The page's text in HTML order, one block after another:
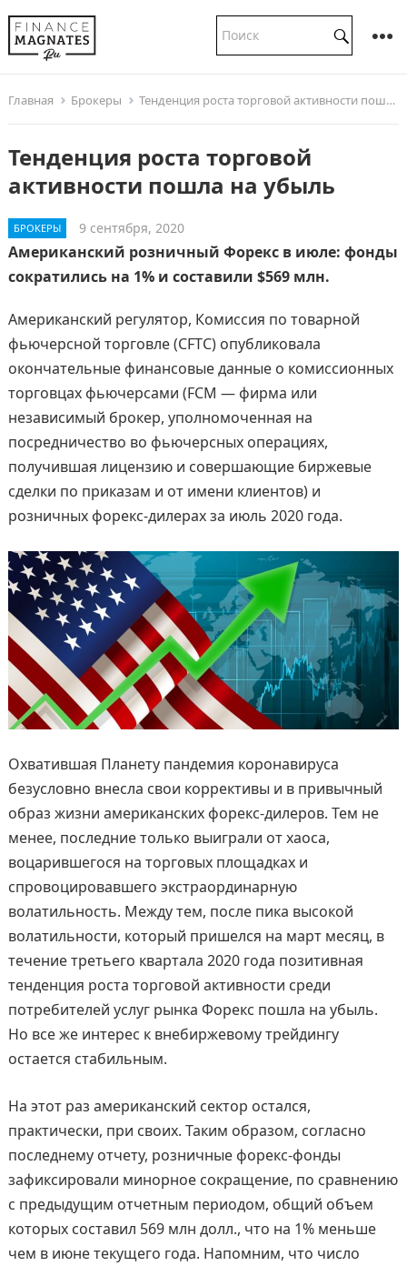
Главная Брокеры Тенденция роста торговой активности пошла на убыль
Тенденция роста торговой
активности пошла на убыль
БРОКЕРЫ 9 сентября, 2020
Американский розничный Форекс в июле: фонды
сократились на 1% и составили $569 млн.
Американский регулятор, Комиссия по товарной
фьючерсной торговле (CFTC) опубликовала
окончательные финансовые данные о комиссионных
торговцах фьючерсами (FCM — фирма или
независимый брокер, уполномоченная на
посредничество во фьючерсных операциях,
получившая лицензию и совершающие биржевые
сделки по приказам и от имени клиентов) и
розничных форекс-дилерах за июль 2020 года.
Охватившая Планету пандемия коронавируса
безусловно внесла свои коррективы и в привычный
образ жизни американских форекс-дилеров. Тем не
менее, последние только выиграли от хаоса,
воцарившегося на торговых площадках и
спровоцировавшего экстраординарную
волатильность. Между тем, после пика высокой
волатильности, который пришелся на март месяц, в
течение третьего квартала 2020 года позитивная
тенденция роста торговой активности среди
потребителей услуг рынка Форекс пошла на убыль.
Но все же интерес к внебиржевому трейдингу
остается стабильным.
На этот раз американский сектор остался,
практически, при своих. Таким образом, согласно
последнему отчету, розничные форекс-фонды
зафиксировали минорное сокращение, по сравнению
с предыдущим отчетным периодом, общий объем
которых составил 569 млн долл., что на 1% меньше
чем в июне текущего года. Напомним, что число